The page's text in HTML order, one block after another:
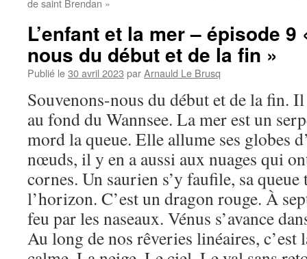
de saint Brendan »
L’enfant et la mer – épisode
nous du début et de la fin »
Publié le30 avril 2023 parArnauld Le Brusq
Souvenons-nous du début et de la fin.
au fond du Wannsee. La mer est un
mord la queue. Elle allume ses globes
nœuds, il y en a aussi aux nuages qui
cornes. Un saurien s’y faufile, sa queue
l’horizon. C’est un dragon rouge. À
feu par les naseaux. Vénus s’avance
Au long de nos rêveries linéaires, c’est